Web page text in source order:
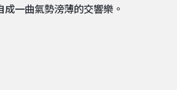
一曲氣勢滂薄的交響樂。